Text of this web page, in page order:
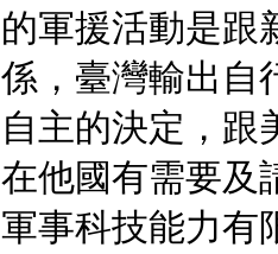
的軍援活動是跟
係，臺灣輸出自
自主的決定，跟
在他國有需要及
軍事科技能力有